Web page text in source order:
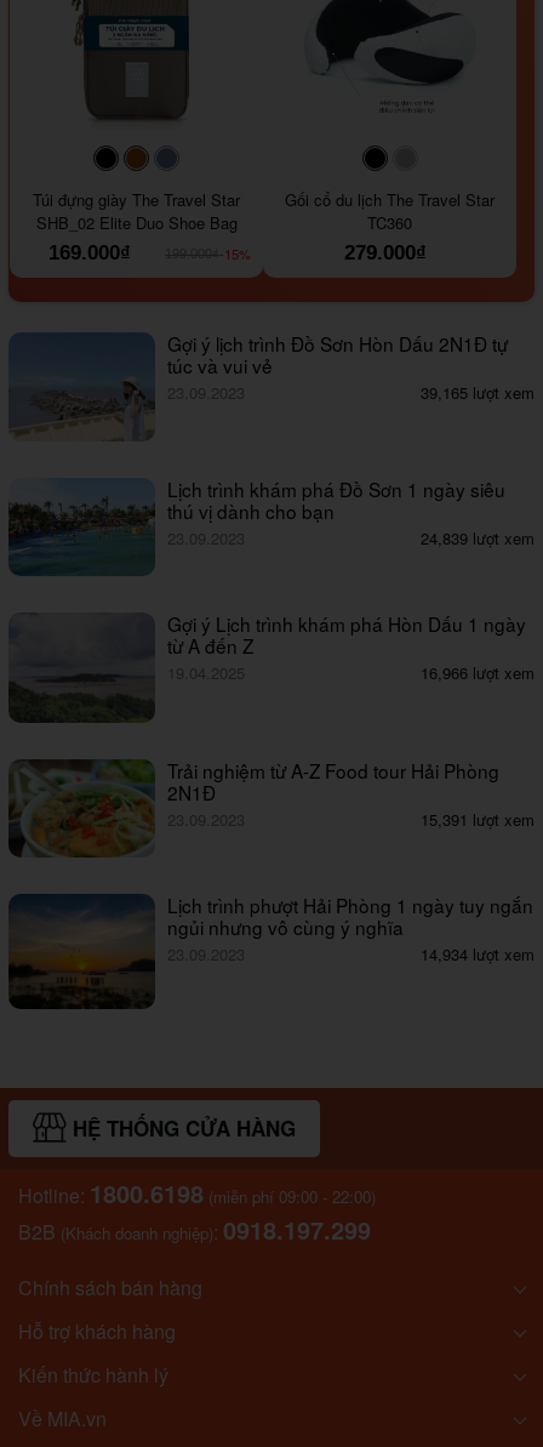
#000000#964B00
Túi đựng giày The Travel Star
SHB_02 Elite Duo Shoe Bag
169.000₫
-15%
Gối cổ du lịch The Travel Star
TC360
279.000₫
Gợi ý lịch trình Đồ Sơn Hòn Dấu 2N1Đ tự
túc và vui vẻ
23.09.2023 39,165 lượt xem
Lịch trình khám phá Đồ Sơn 1 ngày siêu
thú vị dành cho bạn
23.09.2023 24,839 lượt xem
Gợi ý Lịch trình khám phá Hòn Dấu 1 ngày
từ A đến Z
19.04.2025 16,966 lượt xem
Trải nghiệm từ A-Z Food tour Hải Phòng
2N1Đ
23.09.2023 15,391 lượt xem
Lịch trình phượt Hải Phòng 1 ngày tuy ngắn
ngủi nhưng vô cùng ý nghĩa
23.09.2023 14,934 lượt xem
HỆ THỐNG CỬA HÀNG
Hotline: 1800.6198 (miễn phí 09:00 - 22:00)
B2B (Khách doanh nghiệp): 0918.197.299
Chính sách bán hàng
Hỗ trợ khách hàng
Kiến thức hành lý
Về MIA.vn